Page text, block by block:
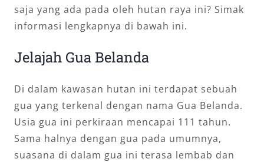
saja yang ada pada oleh hutan raya ini? Simak
informasi lengkapnya di bawah ini.
Jelajah Gua Belanda
Di dalam kawasan hutan ini terdapat sebuah
gua yang terkenal dengan nama Gua Belanda.
Usia gua ini perkiraan mencapai 111 tahun.
Sama halnya dengan gua pada umumnya,
suasana di dalam gua ini terasa lembab dan